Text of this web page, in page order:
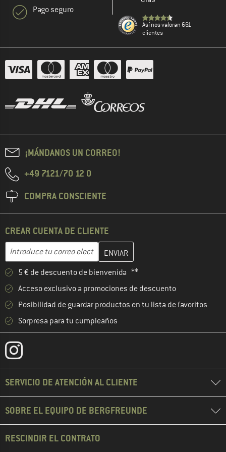
Pago seguro
Así nos valoran 661
clientes
¡MÁNDANOS UN CORREO!
+49 7121/70 12 0
COMPRA CONSCIENTE
CREAR CUENTA DE CLIENTE
Dirección de correo electrónico
Introduce aquí tu dirección de correo electrónico y crea tu
5 € de descuento de bienvenida **
Acceso exclusivo a promociones de descuento
Posibilidad de guardar productos en tu lista de favoritos
Sorpresa para tu cumpleaños
SERVICIO DE ATENCIÓN AL CLIENTE
SOBRE EL EQUIPO DE BERGFREUNDE
RESCINDIR EL CONTRATO